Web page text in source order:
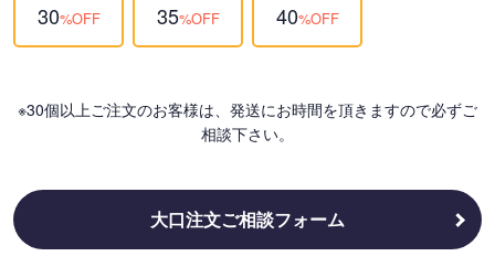
30%OFF 35%OFF 40%OFF
※30個以上ご注文のお客様は、発送にお時間を頂きますので必ずご
相談下さい。
大口注文ご相談フォーム